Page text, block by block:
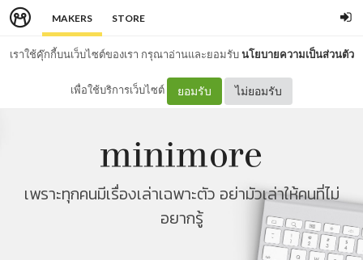
MAKERS STORE
เราใช้คุ๊กกี้บนเว็บไซต์ของเรา กรุณาอ่านและยอมรับนโยบายความเป็นส่วนตัว
เพื่อใช้บริการเว็บไซต์ ยอมรับ ไม่ยอมรับ
เพราะทุกคนมีเรื่องเล่าเฉพาะตัว อย่ามัวเล่าให้คนที่ไม่
อยากรู้